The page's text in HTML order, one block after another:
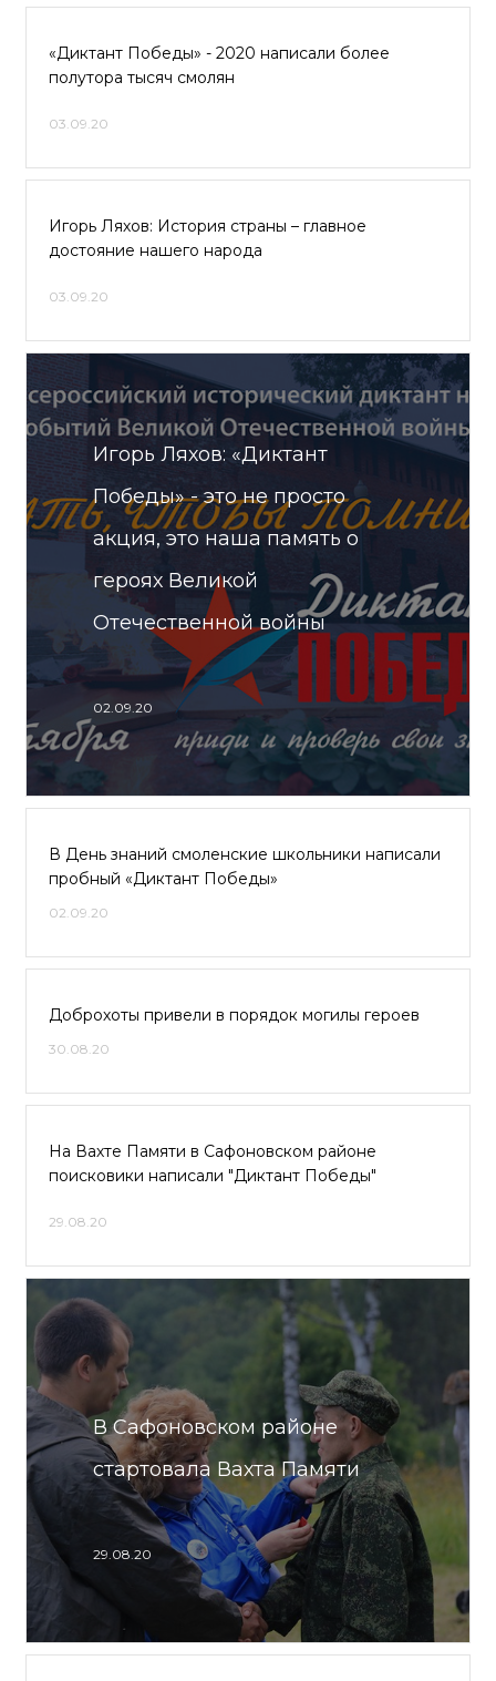
«Диктант Победы» - 2020 написали более
полутора тысяч смолян
03.09.20
Игорь Ляхов: История страны – главное
достояние нашего народа
03.09.20
Игорь Ляхов: «Диктант
Победы» - это не просто
акция, это наша память о
героях Великой
Отечественной войны
02.09.20
В День знаний смоленские школьники написали
пробный «Диктант Победы»
02.09.20
Доброхоты привели в порядок могилы героев
30.08.20
На Вахте Памяти в Сафоновском районе
поисковики написали "Диктант Победы"
29.08.20
В Сафоновском районе
стартовала Вахта Памяти
29.08.20